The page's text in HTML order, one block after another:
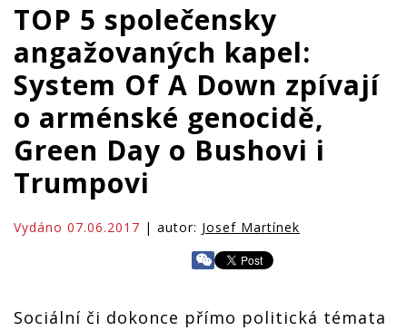
TOP 5 společensky
angažovaných kapel:
System Of A Down zpívají
o arménské genocidě,
Green Day o Bushovi i
Trumpovi
Vydáno 07.06.2017 | autor: Josef Martínek
Sociální či dokonce přímo politická témata